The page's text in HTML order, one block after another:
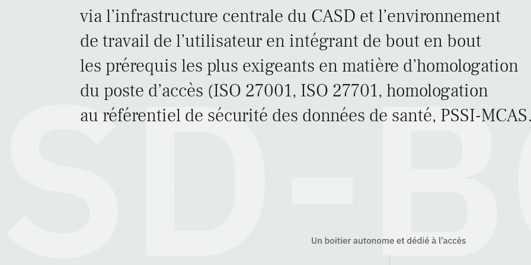
via l’infrastructure centrale du CASD et l’environnement
de travail de l’utilisateur en intégrant de bout en bout
les prérequis les plus exigeants en matière d’homologation
du poste d’accès (ISO 27001, ISO 27701, homologation
au référentiel de sécurité des données de santé, PSSI-